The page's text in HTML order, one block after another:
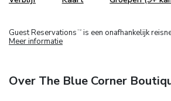
Guest Reservations TM is een onafhankelijk
Meer informatie
Over The Blue Corner